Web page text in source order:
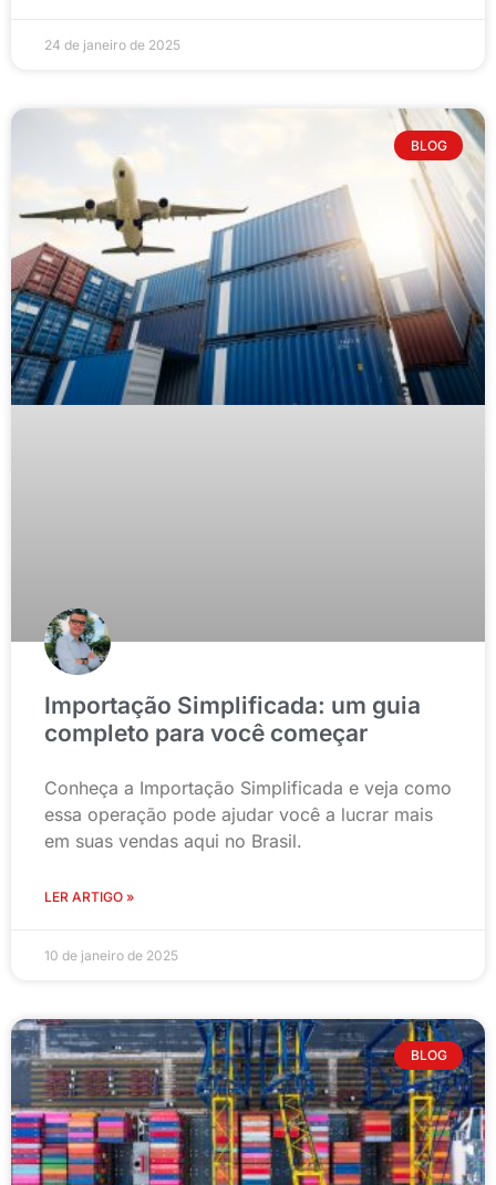
24 de janeiro de 2025
BLOG
Importação Simplificada: um guia
completo para você começar
Conheça a Importação Simplificada e veja como
essa operação pode ajudar você a lucrar mais
em suas vendas aqui no Brasil.
LER ARTIGO »
10 de janeiro de 2025
BLOG